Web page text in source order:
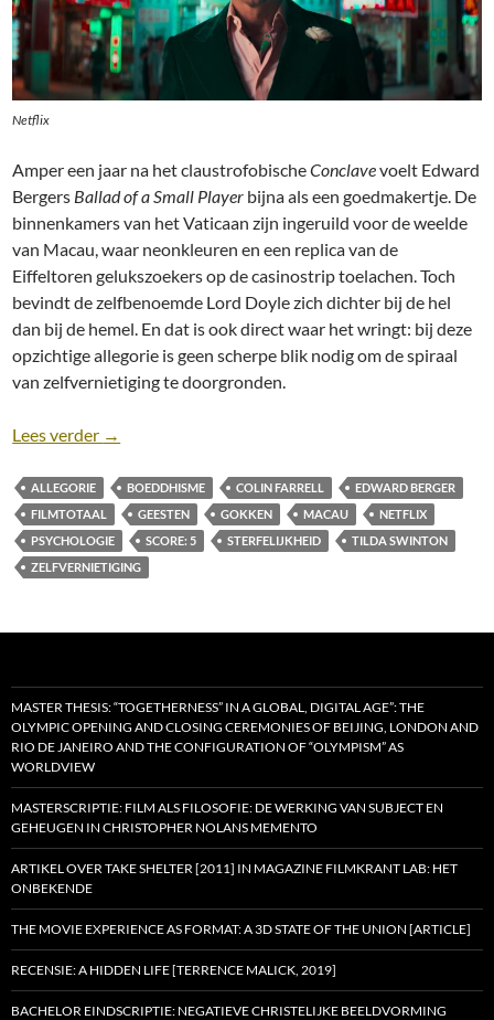
Netflix
Amper een jaar na het claustrofobischeConclavevoelt Edward
Bergers Ballad of a Small Player bijna als een goedmakertje. De
binnenkamers van het Vaticaan zijn ingeruild voor de weelde
van Macau, waar neonkleuren en een replica van de
Eiffeltoren gelukszoekers op de casinostrip toelachen. Toch
bevindt de zelfbenoemde Lord Doyle zich dichter bij de hel
dan bij de hemel. En dat is ook direct waar het wringt: bij deze
opzichtige allegorie is geen scherpe blik nodig om de spiraal
van zelfvernietiging te doorgronden.
Lees verder Recensie: Ballad of a Small Player [Edward Berger;
→
ALLEGORIE BOEDDHISME COLIN FARRELL
EDWARD BERGER
FILMTOTAAL
GEESTEN GOKKEN MACAU
NETFLIX
PSYCHOLOGIE
SCORE: 5 STERFELIJKHEID
TILDA SWINTON
ZELFVERNIETIGING
MASTER THESIS: “TOGETHERNESS” IN A GLOBAL, DIGITAL AGE”: THE
OLYMPIC OPENING AND CLOSING CEREMONIES OF BEIJING, LONDON AND
RIO DE JANEIRO AND THE CONFIGURATION OF “OLYMPISM” AS
WORLDVIEW
MASTERSCRIPTIE: FILM ALS FILOSOFIE: DE WERKING VAN SUBJECT EN
GEHEUGEN IN CHRISTOPHER NOLANS MEMENTO
ARTIKEL OVER TAKE SHELTER [2011] IN MAGAZINE FILMKRANT LAB: HET
ONBEKENDE
THE MOVIE EXPERIENCE AS FORMAT: A 3D STATE OF THE UNION [ARTICLE]
RECENSIE: A HIDDEN LIFE [TERRENCE MALICK, 2019]
BACHELOR EINDSCRIPTIE: NEGATIEVE CHRISTELIJKE BEELDVORMING